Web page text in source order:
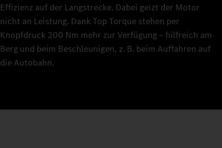
Effizienz auf der Langstrecke. Dabei geizt der Motor
nicht an Leistung. Dank Top Torque stehen per
Knopfdruck 200 Nm mehr zur Verfügung – hilfreich am
Berg und beim Beschleunigen, z. B. beim Auffahren auf
die Autobahn.